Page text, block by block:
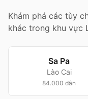
Khám phá các tùy
khác trong khu vực
Sa Pa
Lào Cai
84.000 dân